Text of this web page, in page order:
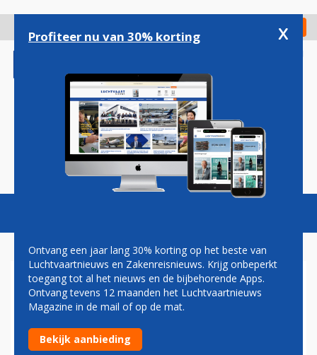
gaan
Check in
Magazine Podcasts Vacatures
GRONDPERSONEEL KLM
STEMT IN MET NIEUWE CAO
Profiteer nu van 30% korting x
Ontvang een jaar lang 30% korting op het beste van
Luchtvaartnieuws en Zakenreisnieuws. Krijg onbeperkt
toegang tot al het nieuws en de bijbehorende Apps.
Ontvang tevens 12 maanden het Luchtvaartnieuws
Magazine in de mail of op de mat.
Bekijk aanbieding